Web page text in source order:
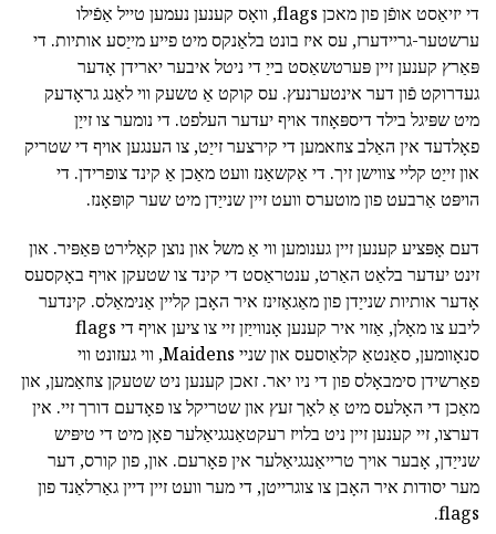
די יזיאַסט אופֿן פון מאכן flags, וואָס קענען נעמען טייל אַפֿילו
ערשטער-גריידערז, עס איז בונט בלאַנקס מיט פייע מייַסע אותיות. די
פּאַרץ קענען זיין פּערטשאַסט בייַ די ניטל איבער יארידן אָדער
געדרוקט פֿון דער אינטערנעץ. עס קוקט אַ טשעק ווי לאַנג גראָדעק
מיט שפּיגל בילד דיספּאָוזד אויף יעדער העלפט. די נומער צו זייַן
פאָלדעד אין האַלב צוזאמען די קירצער זייַט, צו הענגען אויף די שטריק
און זייַט קליי צווישן זיך. די אַקשאַנז וועט מאַכן אַ קינד צופרידן. די
הויפּט אַרבעט פון מוטערס וועט זיין שנייַדן מיט שער קופּאָנז.
דעם אָפּציע קענען זיין גענומען ווי אַ משל און נוצן קאָלירט פּאַפּיר. און
זינט יעדער בלאַט האַרט, ענטראַסט די קינד צו שטעקן אויף באָקסעס
אָדער אותיות שנייַדן פון מאַגאַזינז איר האָבן קליין אַנימאַלס. קינדער
ליבע צו מאָלן, אַזוי איר קענען אָנווייַזן זיי צו ציען אויף די flags
סנאָוומען, סאַנטאַ קלאַוסעס און שניי Maidens, ווי געזונט ווי
פאַרשידן סימבאָלס פון די ניו יאר. זאכן קענען ניט שטעקן צוזאַמען, און
מאַכן די האָלעס מיט אַ לאָך זעץ און שטריקל צו פאָדעם דורך זיי. אין
דערצו, זיי קענען זיין ניט בלויז רעקטאַנגגיאַלער פאָן מיט די טיפּיש
שנייַדן, אָבער אויך טרייאַנגגיאַלער אין פאָרעם. און, פון קורס, דער
מער יסודות איר האָבן צו צוגרייטן, די מער וועט זיין דיין גאַרלאַנד פון
flags.